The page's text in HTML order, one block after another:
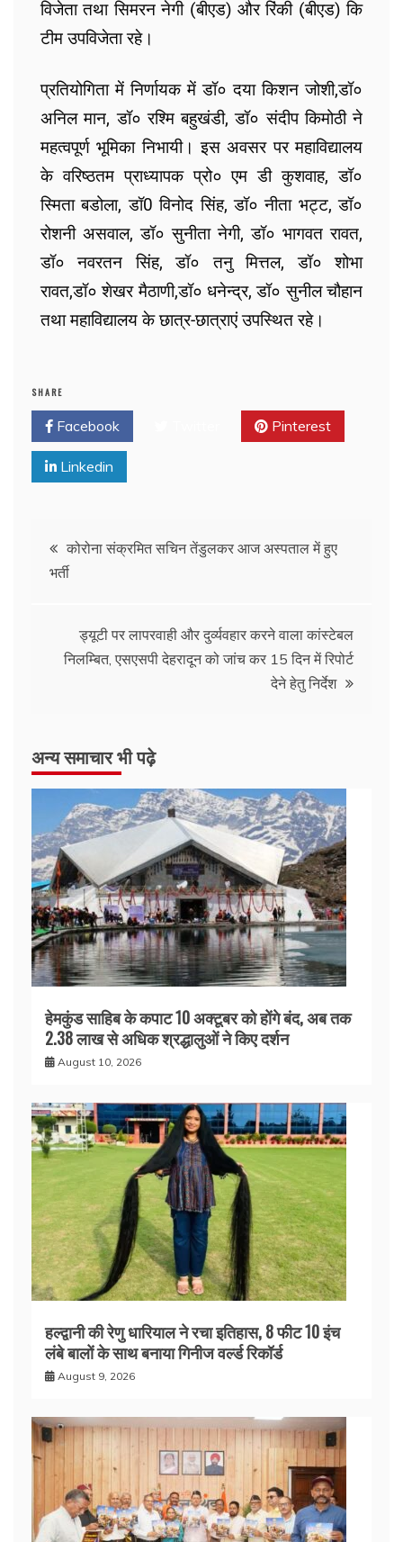
विजेता तथा सिमरन नेगी (बीएड) और रिंकी (बीएड) कि
टीम उपविजेता रहे।
प्रतियोगिता में निर्णायक में डॉ० दया किशन जोशी,डॉ०
अनिल मान, डॉ० रश्मि बहुखंडी, डॉ० संदीप किमोठी ने
महत्वपूर्ण भूमिका निभायी। इस अवसर पर महाविद्यालय
के वरिष्ठतम प्राध्यापक प्रो० एम डी कुशवाह, डॉ०
स्मिता बडोला, डॉ0 विनोद सिंह, डॉ० नीता भट्ट, डॉ०
रोशनी असवाल, डॉ० सुनीता नेगी, डॉ० भागवत रावत,
डॉ० नवरतन सिंह, डॉ० तनु मित्तल, डॉ० शोभा
रावत,डॉ० शेखर मैठाणी,डॉ० धनेन्द्र, डॉ० सुनील चौहान
तथा महाविद्यालय के छात्र-छात्राएं उपस्थित रहे।
SHARE
Facebook Pinterest
Linkedin
कोरोना संक्रमित सचिन तेंडुलकर आज अस्पताल में हुए
भर्ती
ड्यूटी पर लापरवाही और दुर्व्यवहार करने वाला कांस्टेबल
निलम्बित, एसएसपी देहरादून को जांच कर 15 दिन में रिपोर्ट
देने हेतु निर्देश
अन्य समाचार भी पढ़े
हेमकुंड साहिब के कपाट 10 अक्टूबर को होंगे बंद, अब तक
2.38 लाख से अधिक श्रद्धालुओं ने किए दर्शन
August 10, 2026
हल्द्वानी की रेणु धारियाल ने रचा इतिहास, 8 फीट 10 इंच
लंबे बालों के साथ बनाया गिनीज वर्ल्ड रिकॉर्ड
August 9, 2026